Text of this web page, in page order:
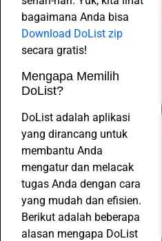
bagaimana Anda bisa
Download DoList zip
secara gratis!
Mengapa Memilih
DoList?
DoList adalah aplikasi
yang dirancang untuk
membantu Anda
mengatur dan melacak
tugas Anda dengan cara
yang mudah dan efisien.
Berikut adalah beberapa
alasan mengapa DoList